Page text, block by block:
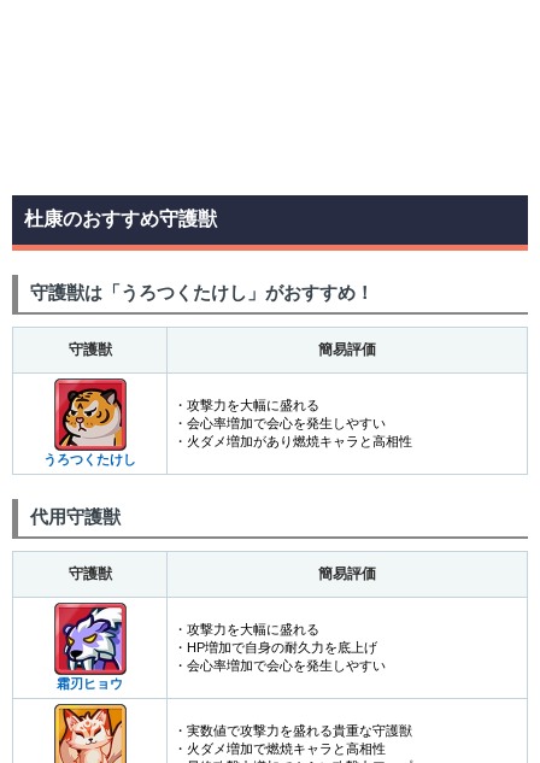
杜康のおすすめ守護獣
守護獣は「うろつくたけし」がおすすめ！
守護獣 簡易評価
うろつくたけし
・攻撃力を大幅に盛れる
・会心率増加で会心を発生しやすい
・火ダメ増加があり燃焼キャラと高相性
代用守護獣
守護獣 簡易評価
霜刃ヒョウ
・攻撃力を大幅に盛れる
・HP増加で自身の耐久力を底上げ
・会心率増加で会心を発生しやすい
・実数値で攻撃力を盛れる貴重な守護獣
・火ダメ増加で燃焼キャラと高相性